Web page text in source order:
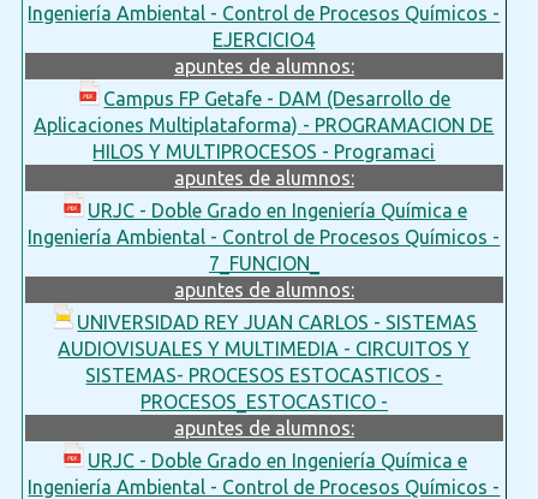
Ingeniería Ambiental - Control de Procesos Químicos -
EJERCICIO4
apuntes de alumnos:
Campus FP Getafe - DAM (Desarrollo de
Aplicaciones Multiplataforma) - PROGRAMACION DE
HILOS Y MULTIPROCESOS - Programaci
apuntes de alumnos:
URJC - Doble Grado en Ingeniería Química e
Ingeniería Ambiental - Control de Procesos Químicos -
7_FUNCION_
apuntes de alumnos:
UNIVERSIDAD REY JUAN CARLOS - SISTEMAS
AUDIOVISUALES Y MULTIMEDIA - CIRCUITOS Y
SISTEMAS- PROCESOS ESTOCASTICOS -
PROCESOS_ESTOCASTICO -
apuntes de alumnos:
URJC - Doble Grado en Ingeniería Química e
Ingeniería Ambiental - Control de Procesos Químicos -